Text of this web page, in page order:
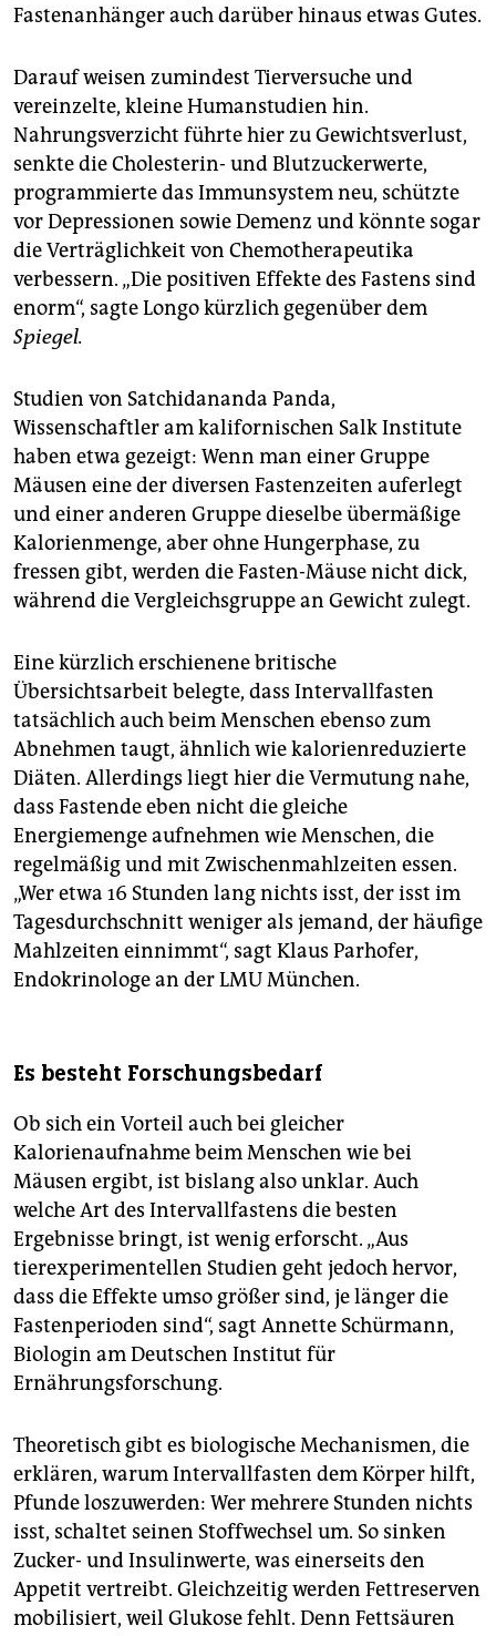
Fastenanhänger auch darüber hinaus etwas Gutes.
Darauf weisen zumindest Tierversuche und
vereinzelte, kleine Humanstudien hin.
Nahrungsverzicht führte hier zu Gewichtsverlust,
senkte die Cholesterin- und Blutzuckerwerte,
programmierte das Immunsystem neu, schützte
vor Depressionen sowie Demenz und könnte sogar
die Verträglichkeit von Chemotherapeutika
verbessern. „Die positiven Effekte des Fastens sind
enorm“, sagte Longo kürzlich gegenüber dem
Spiegel.
Studien von Satchidananda Panda,
Wissenschaftler am kalifornischen Salk Institute
haben etwa gezeigt: Wenn man einer Gruppe
Mäusen eine der diversen Fastenzeiten auferlegt
und einer anderen Gruppe dieselbe übermäßige
Kalorienmenge, aber ohne Hungerphase, zu
fressen gibt, werden die Fasten-Mäuse nicht dick,
während die Vergleichsgruppe an Gewicht zulegt.
Eine kürzlich erschienene britische
Übersichtsarbeit belegte, dass Intervallfasten
tatsächlich auch beim Menschen ebenso zum
Abnehmen taugt, ähnlich wie kalorienreduzierte
Diäten. Allerdings liegt hier die Vermutung nahe,
dass Fastende eben nicht die gleiche
Energiemenge aufnehmen wie Menschen, die
regelmäßig und mit Zwischenmahlzeiten essen.
„Wer etwa 16 Stunden lang nichts isst, der isst im
Tagesdurchschnitt weniger als jemand, der häufige
Mahlzeiten einnimmt“, sagt Klaus Parhofer,
Endokrinologe an der LMU München.
Es besteht Forschungsbedarf
Ob sich ein Vorteil auch bei gleicher
Kalorienaufnahme beim Menschen wie bei
Mäusen ergibt, ist bislang also unklar. Auch
welche Art des Intervallfastens die besten
Ergebnisse bringt, ist wenig erforscht. „Aus
tierexperimentellen Studien geht jedoch hervor,
dass die Effekte umso größer sind, je länger die
Fastenperioden sind“, sagt Annette Schürmann,
Biologin am Deutschen Institut für
Ernährungsforschung.
Theoretisch gibt es biologische Mechanismen, die
erklären, warum Intervallfasten dem Körper hilft,
Pfunde loszuwerden: Wer mehrere Stunden nichts
isst, schaltet seinen Stoffwechsel um. So sinken
Zucker- und Insulinwerte, was einerseits den
Appetit vertreibt. Gleichzeitig werden Fettreserven
mobilisiert, weil Glukose fehlt. Denn Fettsäuren